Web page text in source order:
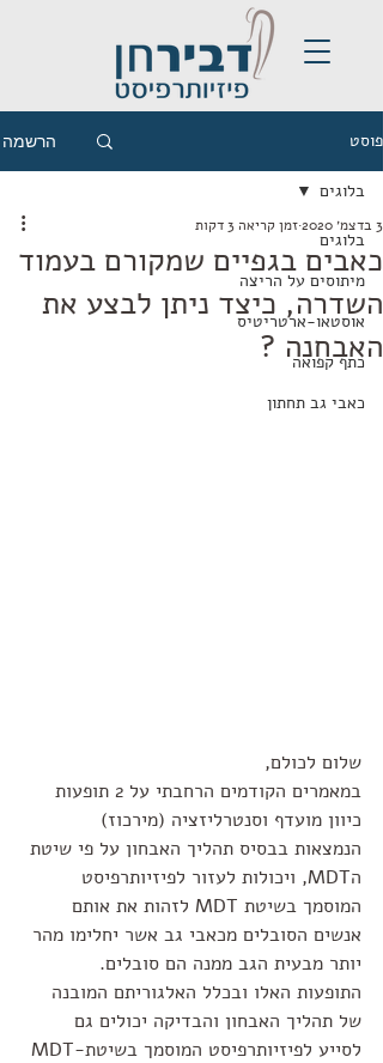
פוסט הרשמה
בלוגים
מיתוסים על הריצה
אוסטאו-ארטריטיס
כתף קפואה
כאבי גב תחתון
בלוגים
כאבים בגפיים שמקורם בעמוד
השדרה, כיצד ניתן לבצע את
האבחנה ?
3 בדצמ׳ 2020 זמן קריאה 3 דקות
שלום לכולם,
במאמרים הקודמים הרחבתי על 2 תופעות
כיוון מועדף וסנטרליזציה (מירכוז)
הנמצאות בבסיס תהליך האבחון על פי שיטת
הMDT, ויכולות לעזור לפיזיותרפיסט
המוסמך בשיטת MDT לזהות את אותם
אנשים הסובלים מכאבי גב אשר יחלימו מהר
יותר מבעית הגב ממנה הם סובלים.
התופעות האלו ובכלל האלגוריתם המובנה
של תהליך האבחון והבדיקה יכולים גם